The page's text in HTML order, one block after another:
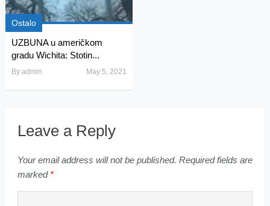
Ostalo
UZBUNA u američkom
gradu Wichita: Stotin...
By admin May 5, 2021
Leave a Reply
Your email address will not be published. Required fields are
marked *